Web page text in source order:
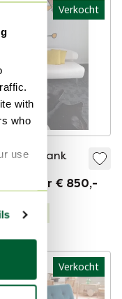
with
who
use
Verkocht
Bird Bank
voor € 850,-
Verkocht